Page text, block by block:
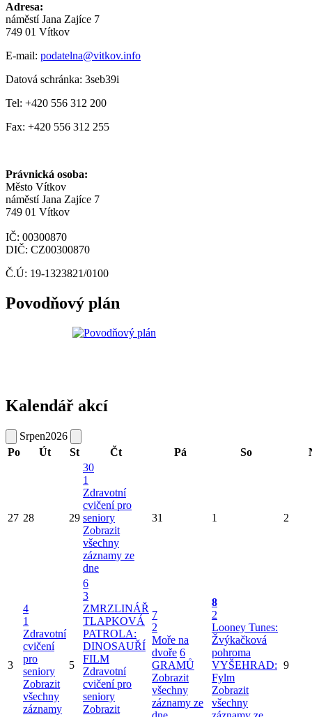
Adresa:
náměstí Jana Zajíce 7
749 01 Vítkov
E-mail: podatelna@vitkov.info
Datová schránka: 3seb39i
Tel: +420 556 312 200
Fax: +420 556 312 255
Právnická osoba:
Město Vítkov
náměstí Jana Zajíce 7
749 01 Vítkov
IČ: 00300870
DIČ: CZ00300870
Č.Ú: 19-1323821/0100
Povodňový plán
Kalendář akcí
Srpen2026
Po
Út St Čt Pá So
27 28 29
30
1
Zdravotní
cvičení pro
seniory
Zobrazit
všechny
záznamy ze
dne
31 1 2
3
4
1
Zdravotní
cvičení
pro
seniory
Zobrazit
všechny
záznamy
5
6
3
ZMRZLINÁŘ
TLAPKOVÁ
PATROLA:
DINOSAUŘÍ
FILM
Zdravotní
cvičení pro
seniory
Zobrazit
7
2
Moře na
dvoře 6
GRAMŮ
Zobrazit
všechny
záznamy ze
8
2
Looney Tunes:
Žvýkačková
pohroma
VYŠEHRAD:
Fylm
Zobrazit
všechny
9